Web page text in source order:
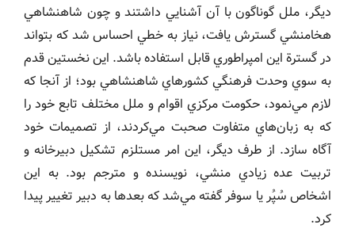
ديگر، ملل گوناگون با آن آشنايي داشتند و چون شاهنشاهي
هخامنشي گسترش يافت، نياز به خطي احساس شد كه بتواند
در گسترة اين امپراطوري قابل استفاده باشد. اين نخستين قدم
به سوي وحدت فرهنگي كشورهاي شاهنشاهي بود؛ از آنجا كه
لازم مي‌نمود، حكومت مركزي اقوام و ملل مختلف تابع خود را
كه به زبان‌هاي متفاوت صحبت مي‌كردند، از تصميمات خود
آگاه سازد. از طرف ديگر، اين امر مستلزم تشكيل دبيرخانه و
تربيت عده زيادي منشي، نويسنده و مترجم بود. به اين
اشخاص سُپُر يا سوفر گفته مي‌شد كه بعدها به دبير تغيير پيدا
كرد.